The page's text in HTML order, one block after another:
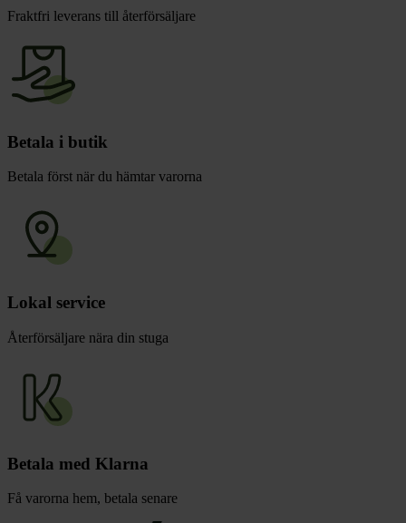
Fraktfri leverans till återförsäljare
Betala i butik
Betala först när du hämtar varorna
Lokal service
Återförsäljare nära din stuga
Betala med Klarna
Få varorna hem, betala senare